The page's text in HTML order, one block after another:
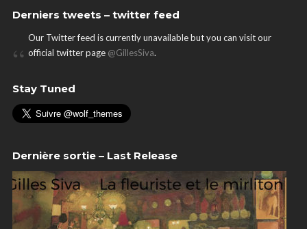
Derniers tweets – twitter feed
Our Twitter feed is currently unavailable but you can visit our
official twitter page @GillesSiva.
Stay Tuned
Dernière sortie – Last Release